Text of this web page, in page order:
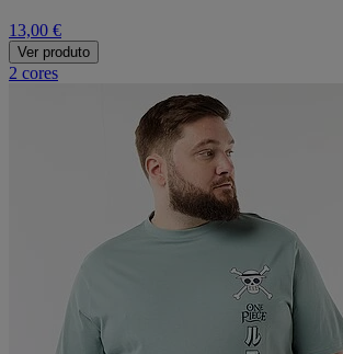
13,00 €
Ver produto
2 cores